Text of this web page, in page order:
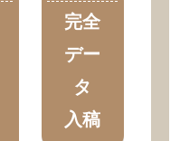
完全
デー
タ
入稿